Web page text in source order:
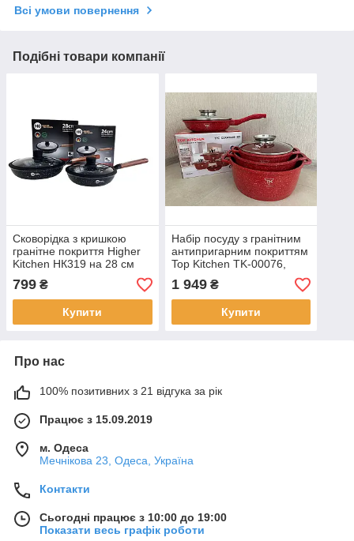
Всі умови повернення
Подібні товари компанії
Сковорідка з кришкою
гранітне покриття Higher
Kitchen НК319 на 28 см
799 ₴
Купити
Набір посуду з гранітним
антипригарним покриттям
Top Kitchen TK-00076,
набір каструль і сковорода
1 949₴
Купити
Про нас
100% позитивних з 21 відгука за рік
Працює з 15.09.2019
м. Одеса
Мечнікова 23, Одеса, Україна
Контакти
Сьогодні працює з 10:00 до 19:00
Показати весь графік роботи